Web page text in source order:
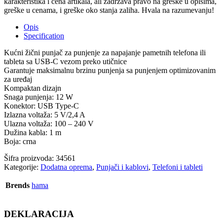
greške u cenama, i greške oko stanja zaliha. Hvala na razumevanju!
Opis
Specification
Kućni žični punjač za punjenje za napajanje pametnih telefona ili
tableta sa USB-C vezom preko utičnice
Garantuje maksimalnu brzinu punjenja sa punjenjem optimizovanim
za uređaj
Kompaktan dizajn
Snaga punjenja: 12 W
Konektor: USB Type-C
Izlazna voltaža: 5 V/2,4 A
Ulazna voltaža: 100 – 240 V
Dužina kabla: 1 m
Boja: crna
Šifra proizvoda: 34561
Kategorije: Dodatna oprema, Punjači i kablovi, Telefoni i tableti
Brends hama
DEKLARACIJA